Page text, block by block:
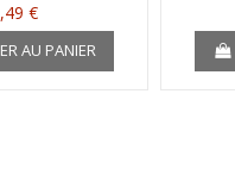
€
AU PANIER